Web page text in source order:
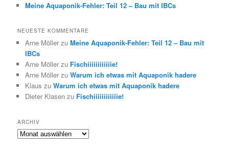
Meine Aquaponik-Fehler: Teil 12 – Bau mit IBCs
NEUESTE KOMMENTARE
Arne Möller zuMeine Aquaponik-Fehler: Teil 12 – Bau mit
IBCs
Arne Möller zu Fischiiiiiiiiiiiie!
Arne Möller zuWarum ich etwas mit Aquaponik hadere
Klaus zuWarum ich etwas mit Aquaponik hadere
Dieter Klasen zu Fischiiiiiiiiiiiie!
ARCHIV
Archiv